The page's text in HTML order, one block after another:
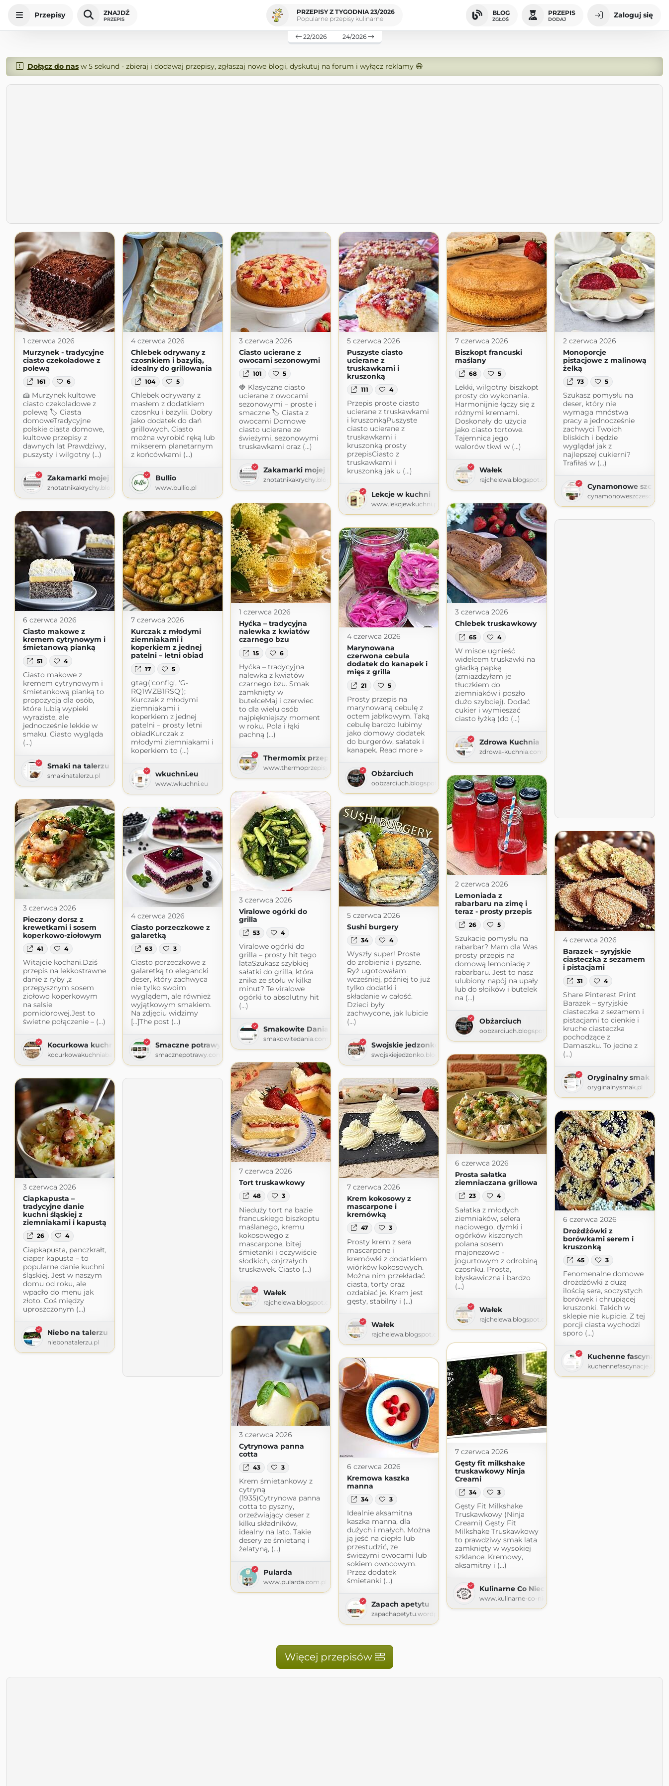
Przepisy ZNAJDŹ
PRZEPIS
PRZEPISY Z TYGODNIA 23/2026
Popularne przepisy kulinarne
BLOG
ZGŁOŚ
PRZEPIS
DODAJ Zaloguj się
22/2026 24/2026
Dołącz do nasw 5 sekund - zbieraj i dodawaj przepisy, zgłaszaj nowe blogi, dyskutuj na forum i wyłącz reklamy 😄
1 czerwca 2026
Murzynek - tradycyjne
ciasto czekoladowe z
polewą
161 6
🍰 Murzynek kultowe
ciasto czekoladowe z
polewą 🏷 Ciasta
domoweTradycyjne
polskie ciasta domowe,
kultowe przepisy z
dawnych lat Prawdziwy,
puszysty i wilgotny (...)
Zakamarki mojej kuchni
znotatnikakrychy.blogspot.com
4 czerwca 2026
Chlebek odrywany z
czosnkiem i bazylią,
idealny do grillowania
104 5
Chlebek odrywany z
masłem z dodatkiem
czosnku i bazylii. Dobry
jako dodatek do dań
grillowych. Ciasto
można wyrobić ręką lub
mikserem planetarnym
z końcówkami (...)
Bullio
www.bullio.pl
3 czerwca 2026
Ciasto ucierane z
owocami sezonowymi
101 5
🍓 Klasyczne ciasto
ucierane z owocami
sezonowymi – proste i
smaczne 🏷 Ciasta z
owocami Domowe
ciasto ucierane ze
świeżymi, sezonowymi
truskawkami oraz (...)
Zakamarki mojej kuchni
znotatnikakrychy.blogspot.com
5 czerwca 2026
Puszyste ciasto
ucierane z
truskawkami i
kruszonką
111 4
Przepis proste ciasto
ucierane z truskawkami
i kruszonkąPuszyste
ciasto ucierane z
truskawkami i
kruszonką prosty
przepisCiasto z
truskawkami i
kruszonką jak u (...)
Lekcje w kuchni
www.lekcjewkuchni.pl
7 czerwca 2026
Biszkopt francuski
maślany
68 5
Lekki, wilgotny biszkopt
prosty do wykonania.
Harmonijnie łączy się z
różnymi kremami.
Doskonały do użycia
jako ciasto tortowe.
Tajemnica jego
walorów tkwi w (...)
Wałek
rajchelewa.blogspot.com
2 czerwca 2026
Monoporcje
pistacjowe z malinową
żelką
73 5
Szukasz pomysłu na
deser, który nie
wymaga mnóstwa
pracy a jednocześnie
zachwyci Twoich
bliskich i będzie
wyglądał jak z
najlepszej cukierni?
Trafiłaś w (...)
Cynamonowe
1 czerwca 2026
Hyćka – tradycyjna
nalewka z kwiatów
czarnego bzu
15 6
Hyćka – tradycyjna
nalewka z kwiatów
czarnego bzu. Smak
zamknięty w
butelceMaj i czerwiec
to dla wielu osób
najpiękniejszy moment
w roku. Pola i łąki
pachną (...)
Thermomix przepisy
www.thermoprzepisy.pl
3 czerwca 2026
Chlebek truskawkowy
65 4
W misce ugnieść
widelcem truskawki na
gładką papkę
(zmiażdżyłam je
tłuczkiem do
ziemniaków i poszło
dużo szybciej). Dodać
cukier i wymieszać
ciasto łyżką (do (...)
Zdrowa Kuchnia
zdrowa-kuchnia.com
6 czerwca 2026
Ciasto makowe z
kremem cytrynowym i
śmietanową pianką
51 4
Ciasto makowe z
kremem cytrynowym i
śmietankową pianką to
propozycja dla osób,
które lubią wypieki
wyraziste, ale
jednocześnie lekkie w
smaku. Ciasto wygląda
(...)
Smaki na talerzu
smakinatalerzu.pl
7 czerwca 2026
Kurczak z młodymi
ziemniakami i
koperkiem z jednej
patelni – letni obiad
17 5
gtag('config', 'G-
RQ1WZB1RSQ');
Kurczak z młodymi
ziemniakami i
koperkiem z jednej
patelni – prosty letni
obiadKurczak z
młodymi ziemniakami i
koperkiem to (...)
wkuchni.eu
www.wkuchni.eu
4 czerwca 2026
Marynowana
czerwona cebula
dodatek do kanapek i
mięs z grilla
21 5
Prosty przepis na
marynowaną cebulę z
octem jabłkowym. Taką
cebulę bardzo lubimy
jako domowy dodatek
do burgerów, sałatek i
kanapek. Read more »
Obżarciuch
oobzarciuch.blogspot.com
2 czerwca 2026
Lemoniada z
rabarbaru na zimę i
teraz - prosty przepis
26 5
Szukacie pomysłu na
rabarbar? Mam dla Was
prosty przepis na
domową lemoniadę z
rabarbaru. Jest to nasz
ulubiony napój na upały
lub do słoików i butelek
na (...)
Obżarciuch
oobzarciuch.blogspot.com
3 czerwca 2026
Viralowe ogórki do
grilla
53 4
Viralowe ogórki do
grilla – prosty hit tego
lataSzukasz szybkiej
sałatki do grilla, która
znika ze stołu w kilka
minut? Te viralowe
ogórki to absolutny hit
(...)
Smakowite Dania
smakowitedania.com
3 czerwca 2026
Pieczony dorsz z
krewetkami i sosem
koperkowo-ziołowym
41 4
Witajcie kochani.Dziś
przepis na lekkostrawne
danie z ryby ,z
przepysznym sosem
ziołowo koperkowym
na salsie
pomidorowej.Jest to
świetne połączenie – (...)
Kocurkowa kuchnia babuni
kocurkowakuchniababuni.blogspot.com
5 czerwca 2026
Sushi burgery
34 4
Wyszły super! Proste
do zrobienia i pyszne.
Ryż ugotowałam
wcześniej, później to już
tylko dodatki i
składanie w całość.
Dzieci były
zachwycone, jak lubicie
(...)
Swojskie jedzonko
swojskiejedzonko.blogspot.com
4 czerwca 2026
Ciasto porzeczkowe z
galaretką
63 3
Ciasto porzeczkowe z
galaretką to elegancki
deser, który zachwyca
nie tylko swoim
wyglądem, ale również
wyjątkowym smakiem.
Na zdjęciu widzimy
[…]The post (...)
Smaczne potrawy
smacznepotrawy.com
4 czerwca 2026
Barazek – syryjskie
ciasteczka z sezamem
i pistacjami
31 4
Share Pinterest Print
Barazek – syryjskie
ciasteczka z sezamem i
pistacjami to cienkie i
kruche ciasteczka
pochodzące z
Damaszku. To jedne z
(...)
Oryginalny smak
oryginalnysmak.pl
6 czerwca 2026
Prosta sałatka
ziemniaczana grillowa
23 4
Sałatka z młodych
ziemniaków, selera
naciowego, dymki i
ogórków kiszonych
polana sosem
majonezowo -
jogurtowym z odrobiną
czosnku. Prosta,
błyskawiczna i bardzo
(...)
Wałek
rajchelewa.blogspot.com
7 czerwca 2026
Tort truskawkowy
48 3
Nieduży tort na bazie
francuskiego biszkoptu
maślanego, kremu
kokosowego z
mascarpone, bitej
śmietanki i oczywiście
słodkich, dojrzałych
truskawek. Ciasto (...)
Wałek
rajchelewa.blogspot.com
3 czerwca 2026
Ciapkapusta –
tradycyjne danie
kuchni śląskiej z
ziemniakami i kapustą
26 4
Ciapkapusta, panczkrałt,
ciaper kapusta – to
popularne danie kuchni
śląskiej. Jest w naszym
domu od roku, ale
wpadło do menu jak
złoto. Coś między
uproszczonym (...)
Niebo na talerzu
niebonatalerzu.pl
7 czerwca 2026
Krem kokosowy z
mascarpone i
kremówką
47 3
Prosty krem z sera
mascarpone i
kremówki z dodatkiem
wiórków kokosowych.
Można nim przekładać
ciasta, torty oraz
ozdabiać je. Krem jest
gęsty, stabilny i (...)
Wałek
rajchelewa.blogspot.com
6 czerwca 2026
Drożdżówki z
borówkami serem i
kruszonką
45 3
Fenomenalne domowe
drożdżówki z dużą
ilością sera, soczystych
borówek i chrupiącej
kruszonki. Takich w
sklepie nie kupicie. Z tej
porcji ciasta wychodzi
sporo (...)
Kuchenne fascynacje
3 czerwca 2026
Cytrynowa panna
cotta
43 3
Krem śmietankowy z
cytryną
(1935)Cytrynowa panna
cotta to pyszny,
orzeźwiający deser z
kilku składników,
idealny na lato. Takie
desery ze śmietaną i
żelatyną, (...)
Pularda
www.pularda.com.pl
7 czerwca 2026
Gęsty fit milkshake
truskawkowy Ninja
Creami
34 3
Gęsty Fit Milkshake
Truskawkowy (Ninja
Creami) Gęsty Fit
Milkshake Truskawkowy
to prawdziwy smak lata
zamknięty w wysokiej
szklance. Kremowy,
aksamitny i (...)
Kulinarne Co Nieco
www.kulinarne-co-nieco.pl
6 czerwca 2026
Kremowa kaszka
manna
34 3
Idealnie aksamitna
kaszka manna, dla
dużych i małych. Można
ją jeść na ciepło lub
przestudzić, ze
świeżymi owocami lub
sokiem owocowym.
Przez dodatek
śmietanki (...)
Zapach apetytu
zapachapetytu.wordpress.com
Więcej przepisów